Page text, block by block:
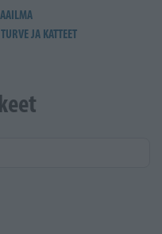
JA KATTEET